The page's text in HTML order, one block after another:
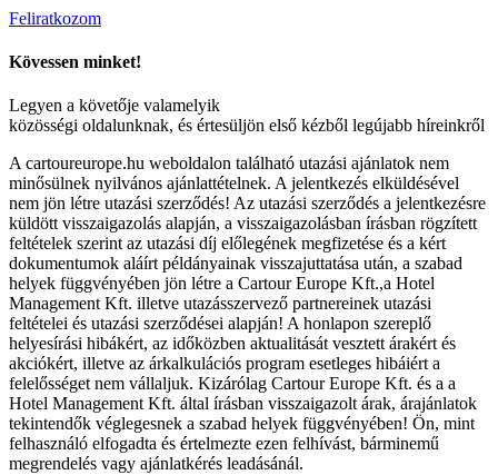
Feliratkozom
Kövessen minket!
Legyen a követője valamelyik
közösségi oldalunknak, és értesüljön első kézből legújabb híreinkről
A cartoureurope.hu weboldalon található utazási ajánlatok nem
minősülnek nyilvános ajánlattételnek. A jelentkezés elküldésével
nem jön létre utazási szerződés! Az utazási szerződés a jelentkezésre
küldött visszaigazolás alapján, a visszaigazolásban írásban rögzített
feltételek szerint az utazási díj előlegének megfizetése és a kért
dokumentumok aláírt példányainak visszajuttatása után, a szabad
helyek függvényében jön létre a Cartour Europe Kft.,a Hotel
Management Kft. illetve utazásszervező partnereinek utazási
feltételei és utazási szerződései alapján! A honlapon szereplő
helyesírási hibákért, az időközben aktualitását vesztett árakért és
akciókért, illetve az árkalkulációs program esetleges hibáiért a
felelősséget nem vállaljuk. Kizárólag Cartour Europe Kft. és a a
Hotel Management Kft. által írásban visszaigazolt árak, árajánlatok
tekintendők véglegesnek a szabad helyek függvényében! Ön, mint
felhasználó elfogadta és értelmezte ezen felhívást, bárminemű
megrendelés vagy ajánlatkérés leadásánál.